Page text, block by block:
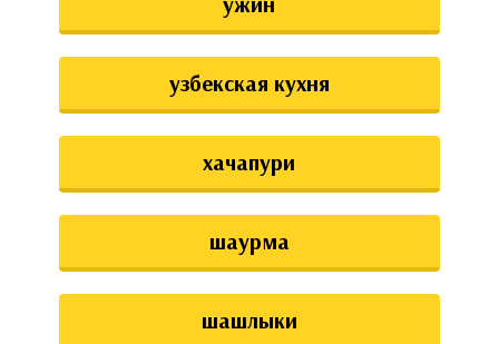
узбекская кухня
хачапури
шаурма
шашлыки